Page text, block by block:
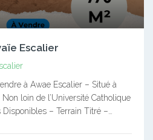
Escalier
à Awae Escalier – Situé à
loin de l’Université Catholique
– Terrain Titré –…